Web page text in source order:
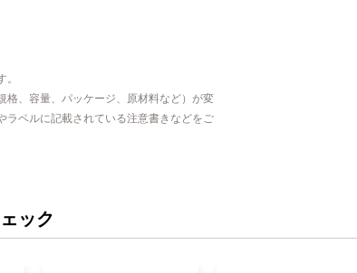
格、容量、パッケージ、原材料など）が変
ラベルに記載されている注意書きなどをご
ック